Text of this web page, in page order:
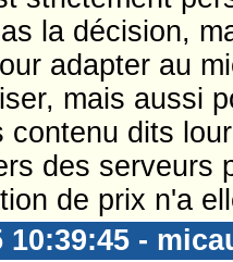
la décision,
adapter au
mais aussi
contenu dits
des serveurs
de prix n'a
10:39:45 -